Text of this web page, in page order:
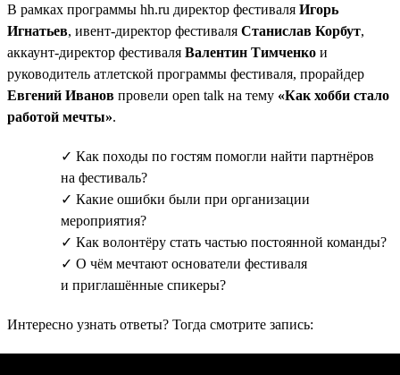
В рамках программы hh.ru директор фестиваля Игорь
Игнатьев, ивент-директор фестиваля Станислав Корбут,
аккаунт-директор фестиваля Валентин Тимченко и
руководитель атлетской программы фестиваля, прорайдер
Евгений Иванов провели open talk на тему «Как хобби стало
работой мечты».
✓ Как походы по гостям помогли найти партнёров
на фестиваль?
✓ Какие ошибки были при организации
мероприятия?
✓ Как волонтёру стать частью постоянной команды?
✓ О чём мечтают основатели фестиваля
и приглашённые спикеры?
Интересно узнать ответы? Тогда смотрите запись: